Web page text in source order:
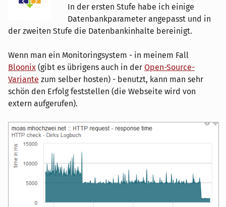
In der ersten Stufe habe ich einige
Datenbankparameter angepasst und in
der zweiten Stufe die Datenbankinhalte bereinigt.
Wenn man ein Monitoringsystem - in meinem Fall
Bloonix (gibt es übrigens auch in der Open-Source-
Variante zum selber hosten) - benutzt, kann man sehr
schön den Erfolg feststellen (die Webseite wird von
extern aufgerufen).